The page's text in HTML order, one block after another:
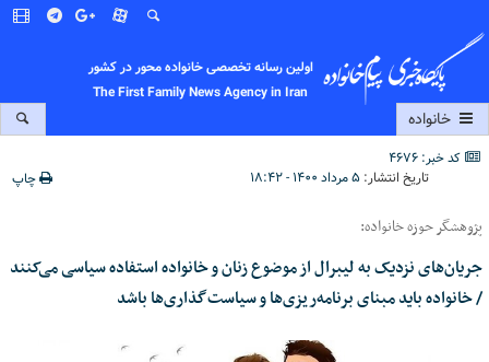
اولین رسانه تخصصی خانواده محور در کشور
The First Family News Agency in Iran
خانواده
کد خبر: 4676
تاریخ انتشار: ۵ مرداد ۱۴۰۰ - ۱۸:۴۲ چاپ
پژوهشگر حوزه خانواده:
جریان‌های نزدیک به لیبرال از موضوع زنان و خانواده استفاده سیاسی می‌کنند
/ خانواده باید مبنای برنامه‌ریزی‌ها و سیاست‌گذاری‌ها باشد